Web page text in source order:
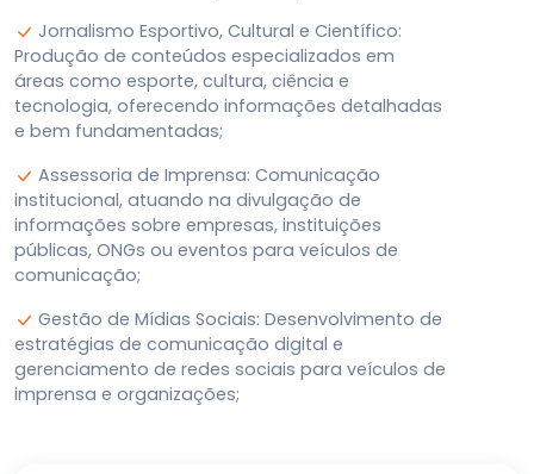
Jornalismo Esportivo, Cultural e Científico:
Produção de conteúdos especializados em
áreas como esporte, cultura, ciência e
tecnologia, oferecendo informações detalhadas
e bem fundamentadas;
Assessoria de Imprensa: Comunicação
institucional, atuando na divulgação de
informações sobre empresas, instituições
públicas, ONGs ou eventos para veículos de
comunicação;
Gestão de Mídias Sociais: Desenvolvimento de
estratégias de comunicação digital e
gerenciamento de redes sociais para veículos de
imprensa e organizações;